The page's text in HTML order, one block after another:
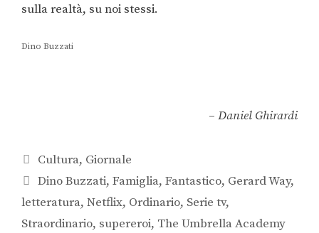
sulla realtà, su noi stessi.
Dino Buzzati
– Daniel Ghirardi
Cultura, Giornale
Dino Buzzati,Famiglia,Fantastico, Gerard Way,
letteratura, Netflix, Ordinario, Serie tv,
Straordinario, supereroi, The Umbrella Academy